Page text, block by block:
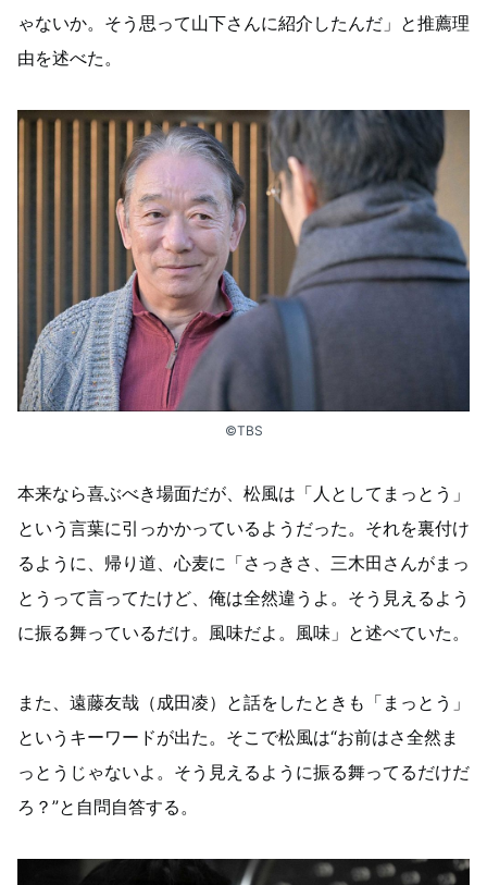
ゃないか。そう思って山下さんに紹介したんだ」と推薦理
由を述べた。
©TBS
本来なら喜ぶべき場面だが、松風は「人としてまっとう」
という言葉に引っかかっているようだった。それを裏付け
るように、帰り道、心麦に「さっきさ、三木田さんがまっ
とうって言ってたけど、俺は全然違うよ。そう見えるよう
に振る舞っているだけ。風味だよ。風味」と述べていた。
また、遠藤友哉（成田凌）と話をしたときも「まっとう」
というキーワードが出た。そこで松風は“お前はさ全然ま
っとうじゃないよ。そう見えるように振る舞ってるだけだ
ろ？”と自問自答する。